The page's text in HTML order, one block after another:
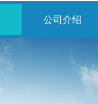
公司介绍